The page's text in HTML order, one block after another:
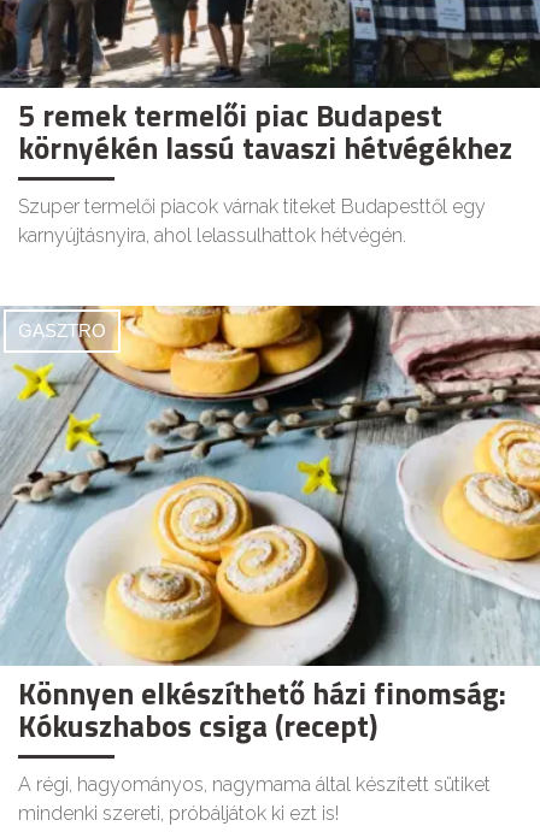
5 remek termelői piac Budapest
környékén lassú tavaszi hétvégékhez
Szuper termelői piacok várnak titeket Budapesttől egy
karnyújtásnyira, ahol lelassulhattok hétvégén.
GASZTRO
Könnyen elkészíthető házi finomság:
Kókuszhabos csiga (recept)
A régi, hagyományos, nagymama által készített sütiket
mindenki szereti, próbáljátok ki ezt is!